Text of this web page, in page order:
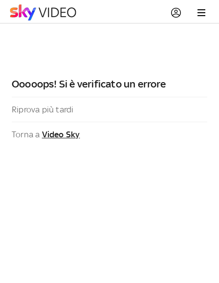
Ooooops! Si è verificato un errore
Riprova più tardi
Torna a Video Sky